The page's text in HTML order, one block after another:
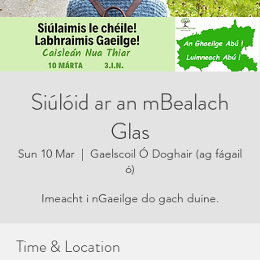
Siúlóid ar an mBealach
Glas
Sun 10 Mar
  |
Gaelscoil Ó Doghair (ag fágail
ó)
Imeacht i nGaeilge do gach duine.
Time & Location